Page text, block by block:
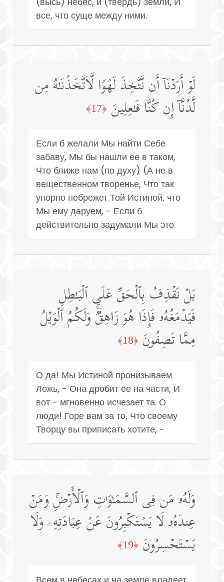
все, что суще между ними.
لَوۡ أَرَدۡنَاۤ أَن نَّتَّخِذَ لَهۡوࣰا لَّٱتَّخَذۡنَـٰهُ مِن
لَّدُنَّاۤ إِن كُنَّا فَـٰعِلِینَ ﴿17﴾
Если б желали Мы найти Себе
забаву, Мы бы нашли ее в таком,
Что ближе нам (по духу) (А не в
вещественном творенье, Что так
упорно небрежет Той Истиной, что
Мы ему даруем, - Если б
действительно задумали Мы это.
بَلۡ نَقۡذِفُ بِٱلۡحَقِّ عَلَى ٱلۡبَـٰطِلِ
فَیَدۡمَغُهُۥ فَإِذَا هُوَ زَاهِقࣱۚ وَلَكُمُ ٱلۡوَیۡلُ
مِمَّا تَصِفُونَ ﴿18﴾
О да! Мы Истиной пронизываем
Ложь, - Она дробит ее на части, И
вот - мгновенно исчезает та. О
люди! Горе вам за то, Что своему
Творцу вы приписать хотите, -
وَلَهُۥ مَن فِی ٱلسَّمَـٰوَ ٰ⁠تِ وَٱلۡأَرۡضِۚ وَمَنۡ
عِندَهُۥ لَا یَسۡتَكۡبِرُونَ عَنۡ عِبَادَتِهِۦ وَلَا
یَسۡتَحۡسِرُونَ ﴿19﴾